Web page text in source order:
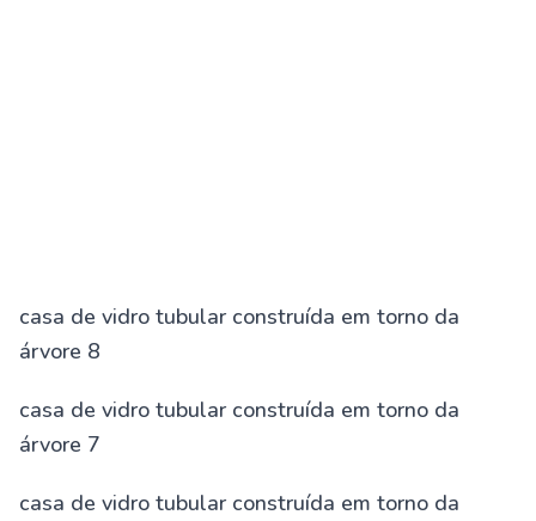
casa de vidro tubular construída em torno da
árvore 8
casa de vidro tubular construída em torno da
árvore 7
casa de vidro tubular construída em torno da